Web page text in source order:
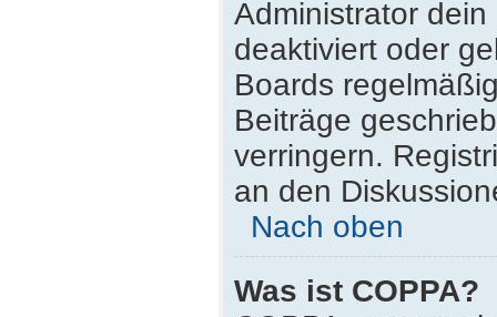
Administrator
deaktiviert oder
Boards
Beiträge
verringern.
an den
Nach oben
Was ist COPPA?